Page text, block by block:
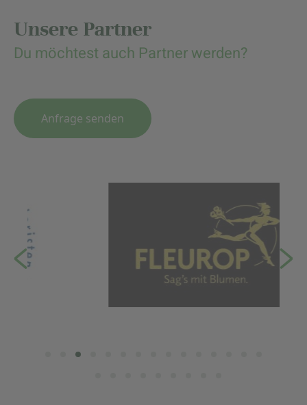
Unsere Partner
Du möchtest auch Partner werden?
Anfrage senden